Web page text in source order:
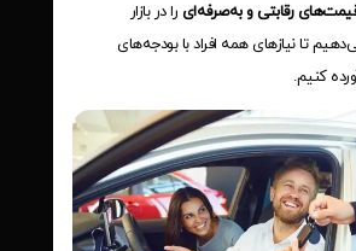
رقابتی و به‌صرفه‌ای را در بازار
تا نیازهای همه افراد با بودجه‌های
کنیم.